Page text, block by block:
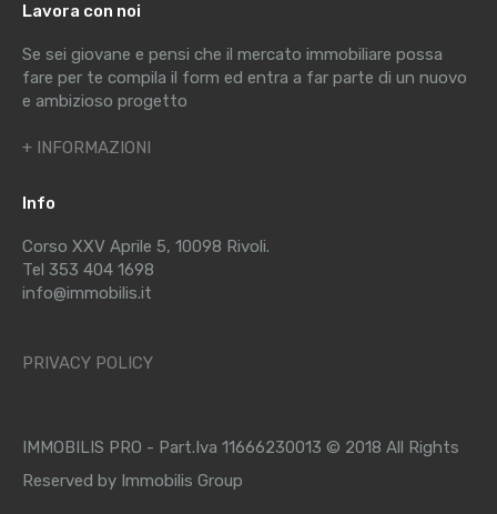
Lavora con noi
Se sei giovane e pensi che il mercato immobiliare possa
fare per te compila il form ed entra a far parte di un nuovo
e ambizioso progetto
+ INFORMAZIONI
Info
Corso XXV Aprile 5, 10098 Rivoli.
Tel 353 404 1698
info@immobilis.it
PRIVACY POLICY
IMMOBILIS PRO - Part.Iva 11666230013 © 2018 All Rights
Reserved by Immobilis Group